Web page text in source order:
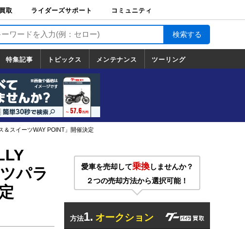
取
取
ライダーズサポート
ライダーズサポート
TOP
バイク輸送
バイクガレージライ
フ
バイク車両保険
ロードサービス
バイク試乗
コミュニティ
特集記事 トピックス
トピックス
一覧
ホンダ
ヤマハ
スズキ
カワサキ
ハーレーダ
ビッドソン
BMW
ドゥカティ
トライアン
フ
メンテナンス ツーリング
スイーツWAY POINT」開催決定
パラ
愛車を売却して乗換しませんか？
２つの売却方法から選択可能！
方法1. オークション